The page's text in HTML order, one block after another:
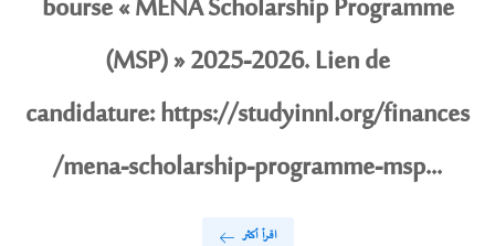
bourse « MENA Scholarship Programme
(MSP) » 2025-2026. Lien de
candidature: https://studyinnl.org/finances
/mena-scholarship-programme-msp...
اقرأ أكثر